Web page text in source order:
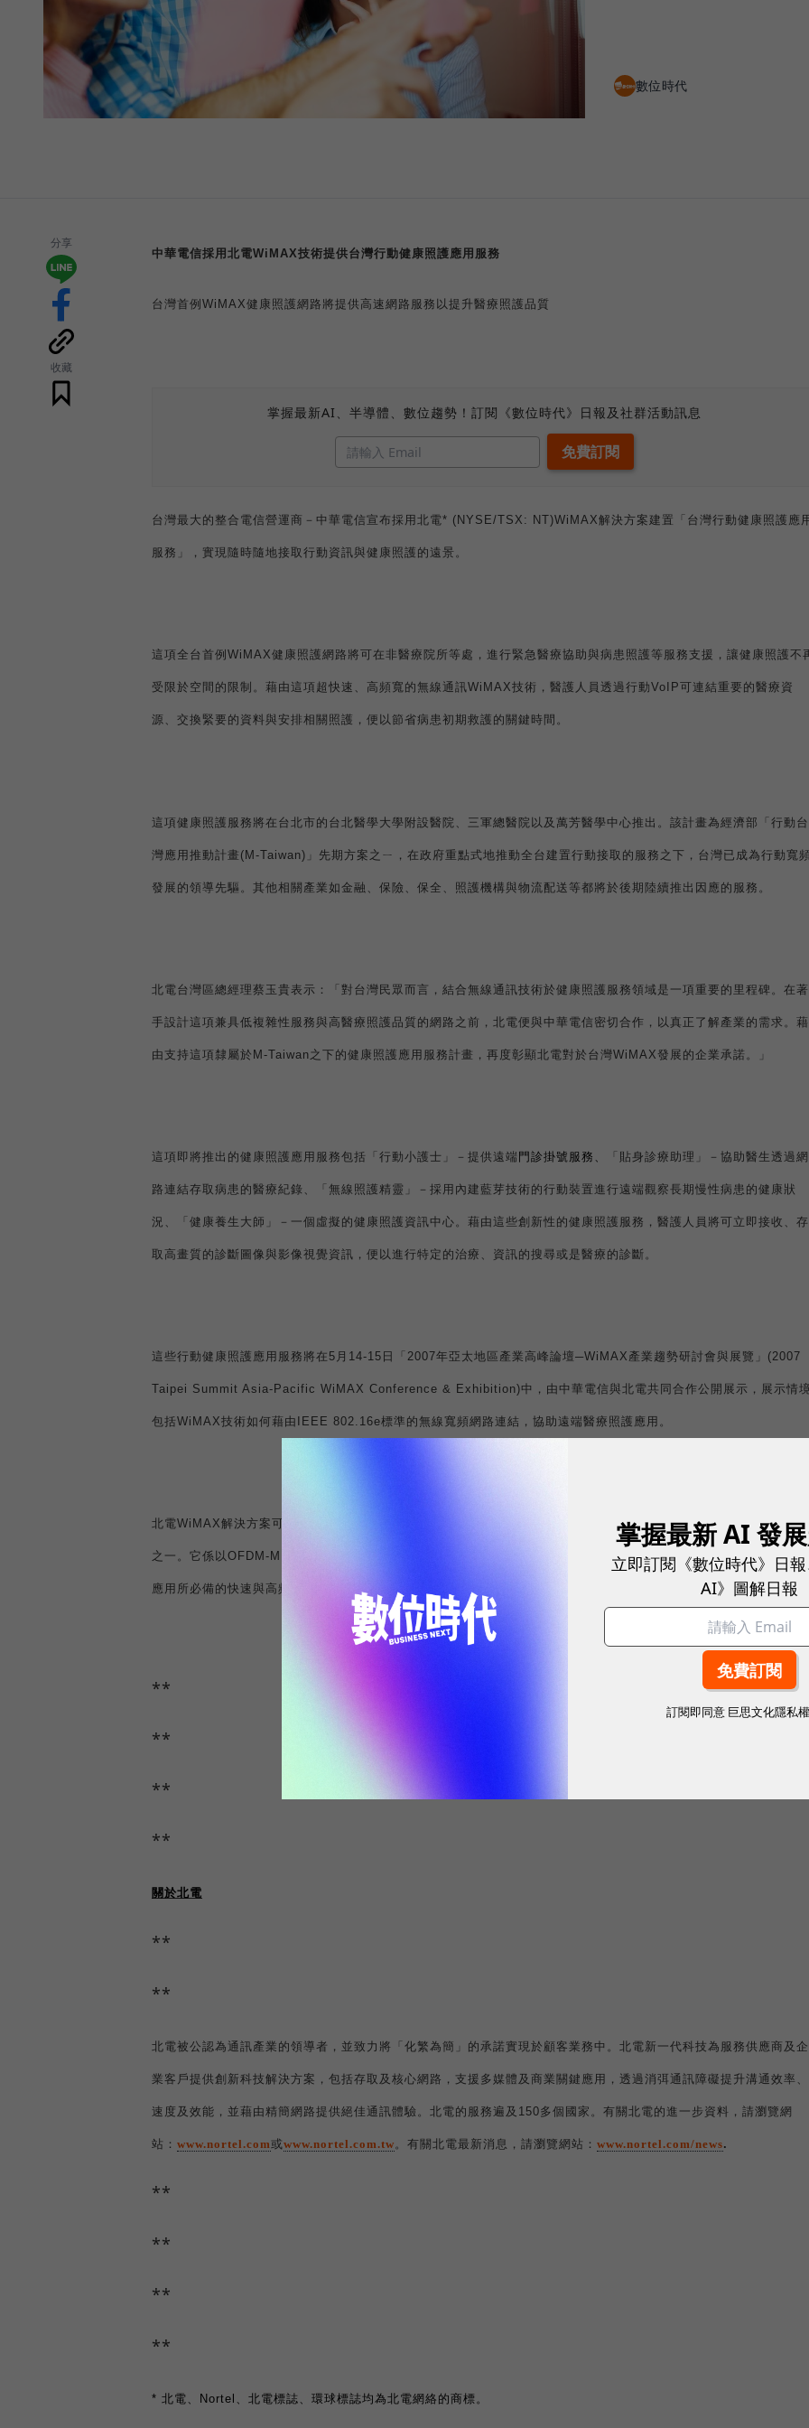
數位時代
分享
收藏
中華電信採用北電WiMAX技術提供台灣行動健康照護應用服務
台灣首例 WiMAX健康照護網路將提供高速網路服務以提升醫療照護品質
掌握最新AI、半導體、數位趨勢！訂閱《數位時代》日報及社群活動訊息
台灣最大的整合電信營運商－中華電信宣布採用北電* (NYSE/TSX: NT)WiMAX解決方案建置「 台灣行動健康照護應
服務」， 實現 隨時隨地接取行動資訊與健康照護的遠景 。
這項全台首例 WiMAX健康照護網路將可在非醫療院所等處，進行緊急醫療協助與病患照護等服務支援，讓健康照護不
受限於空間的限制。藉由這項超快速、高頻寬的無線通訊WiMAX技術，醫護人員透過行動VoIP可連結重要的醫療資
源、交換緊要的資料與安排相關照護，便以節省病患初期救護的關鍵時間。
這項健康照護服務將在台北市的台北醫學大學附設醫院、三軍總醫院以及萬芳醫學中心推出。該計畫為經濟部「行動台
灣應用推動計畫 (M-Taiwan) 」先期方案之ㄧ，在政府重點式地推動全台建置行動接取的服務之下，台灣已成為行動寬
發展的領導先驅。其他相關產業如金融、保險、保全、照護機構與物流配送等都將於後期陸續推出因應的服務。
北電台灣區總經理蔡玉貴表示：「對台灣民眾而言，結合無線通訊技術於健康照護服務領域是一項重要的里程碑。在著
手設計這項兼具低複雜性服務與高醫療照護品質的網路之前，北電便與中華電信密切合作，以真正了解產業的需求。藉
由支持這項隸屬於 M-Taiwan之下的健康照護應用服務計畫，再度彰顯北電對於台灣WiMAX發展的企業承諾。」
這項即將推出的健康照護應用服務包括「行動小護士」－提供遠端 門診掛號服務、 「貼身診療助理」－協助醫生透過網
路連結存取病患的醫療紀錄、「無線照護精靈」－採用內建藍芽技術的行動裝置進行遠端觀察長期慢性病患的健康狀
況、「健康養生大師」－一個虛擬的健康照護資訊中心。藉由這些創新性的健康照護服務，醫護人員將可立即接收、存
取高畫質的診斷圖像與影像視覺資訊，便以進行特定的治療、資訊的搜尋或是醫療的診斷。
這些行動健康照護應用服務將在 5 月 14-15 日「 2007年亞太地區產業高峰論壇─WiMAX 產業趨勢研討會與展覽」 (2007
Taipei Summit Asia-Pacific WiMAX Conference & Exhibition)中，由中華電信與北電共同合作公開展示，展示情
包括WiMAX技術如何藉由 IEEE 802.16e標準的無線寬頻網路連結，協助遠端醫療照護應用。
北電WiMAX解決方案可在最小的佔用設備資源下提供最高品質的效能表現，同時為產業中每位元成本最具競爭力的技
之一。它係以 OFDM-MIMO 為技術基礎，結合創新傳輸方式與先進的天線技術，將頻譜最大化，以提供高品質行動視
應用所必備的快速與高頻寬等接取需求。
**
**
**
**
關於北電
**
**
北電被公認為通訊產業的領導者，並致力將「化繁為簡」的承諾實現於顧客業務中。北電新一代科技為服務供應商及企
業客戶提供創新科技解決方案，包括存取及核心網路，支援多媒體及商業關鍵應用，透過消弭通訊障礙提升溝通效率、
速度及效能，並藉由精簡網路提供絕佳通訊體驗。北電的服務遍及 150多個國家。有關北電的進一步資料，請瀏覽網
站： www.nortel.com 或www.nortel.com.tw 。有關北電最新消息，請瀏覽網站： www.nortel.com/news.
**
**
**
**
* 北電、 Nortel 、北電標誌、環球標誌均為北電網絡的商標。
掌握最新 AI 發
立即訂閱《數位時代》日
AI》圖解日報
訂閱即同意 巨思文化隱私